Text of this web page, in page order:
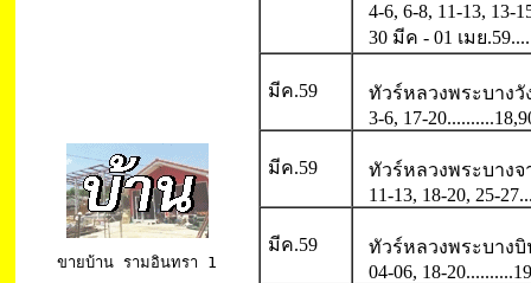
ขายบ้าน รามอินทรา 1
4-6, 6-8, 11-13, 13-
30 มีค - 01 เมย
มีค.59
ทัวร์หลวงพระบางวั
3-6, 17-
มีค.59
ทัวร์หลวงพระบางจ
11-13, 18-20, 25-
มีค.59
ทัวร์หลวงพระบาง
04-06, 18-